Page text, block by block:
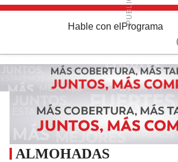
Hable con el Programa
ALMOHADAS